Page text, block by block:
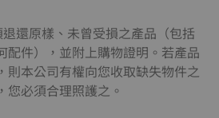
還原樣、未曾受損之產品（包括
配件），並附上購物證明。若產品
則本公司有權向您收取缺失物件之
您必須合理照護之。